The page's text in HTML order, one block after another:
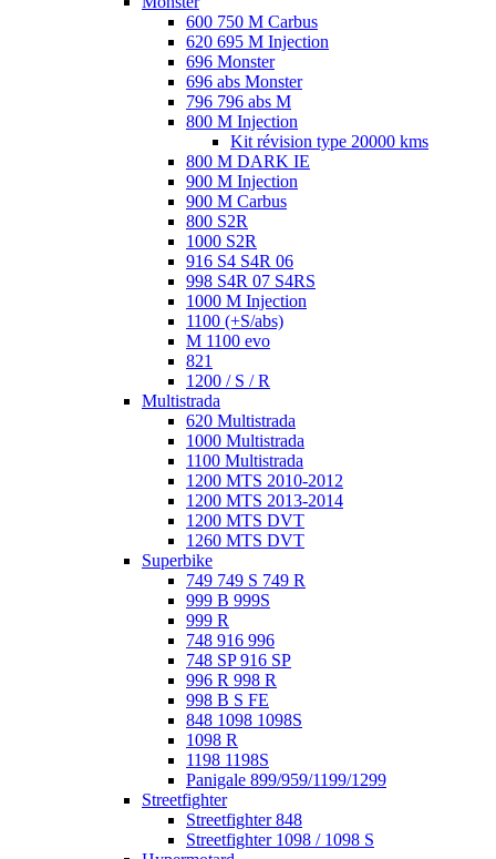
600 750 M Carbus
620 695 M Injection
696 Monster
696 abs Monster
796 796 abs M
800 M Injection
Kit révision type 20000 kms
800 M DARK IE
900 M Injection
900 M Carbus
800 S2R
1000 S2R
916 S4 S4R 06
998 S4R 07 S4RS
1000 M Injection
1100 (+S/abs)
M 1100 evo
821
1200 / S / R
Multistrada
620 Multistrada
1000 Multistrada
1100 Multistrada
1200 MTS 2010-2012
1200 MTS 2013-2014
1200 MTS DVT
1260 MTS DVT
Superbike
749 749 S 749 R
999 B 999S
999 R
748 916 996
748 SP 916 SP
996 R 998 R
998 B S FE
848 1098 1098S
1098 R
1198 1198S
Panigale 899/959/1199/1299
Streetfighter
Streetfighter 848
Streetfighter 1098 / 1098 S